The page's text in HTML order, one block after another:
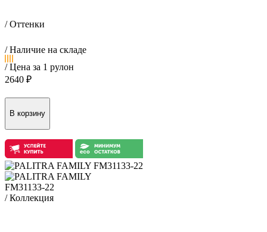
/ Оттенки
/ Наличие на складе
/ Цена за 1 рулон
2640 ₽
FM31133-22
/ Коллекция